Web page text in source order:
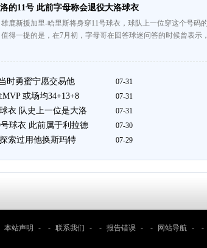
的11号 此前字母称会退役大洛球衣
鹿新援加里-哈里斯将身穿11号球衣，球队上一位穿这个号码
得一提的是，在7月初，字母哥在回答球迷问答的时候曾表
时勇蜜宁愿交易他 07-31
或场均34+13+8 07-31
衣 队史上一位是大洛 07-31
球衣 此前属于利拉德 07-30
索过用他换斯玛特 07-29
本站声明 - - 联系我们 - - 报告错误 - - 网站导航 - -